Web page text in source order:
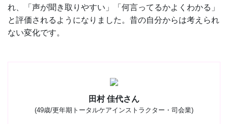
れ、「声が聞き取りやすい」「何言ってるかよくわかる」
と評価されるようになりました。昔の自分からは考えられ
ない変化です。
田村 佳代さん
(49歳/更年期トータルケアインストラクター・司会業)